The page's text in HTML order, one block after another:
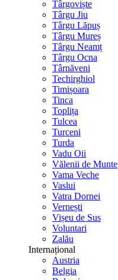
Târgoviște
Târgu Jiu
Târgu Lăpuș
Târgu Mureș
Târgu Neamț
Târgu Ocna
Târnăveni
Techirghiol
Timișoara
Tinca
Toplița
Tulcea
Turceni
Turda
Vadu Oii
Vălenii de Munte
Vama Veche
Vaslui
Vatra Dornei
Vernești
Vișeu de Sus
Voluntari
Zalău
Internațional
Austria
Belgia